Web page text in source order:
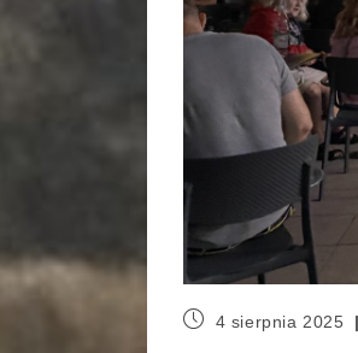
4 sierpnia 2025